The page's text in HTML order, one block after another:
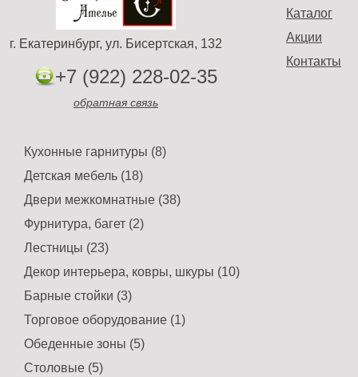
Каталог
Акции
Контакты
г. Екатеринбург, ул. Бисертская, 132
+7 (922) 228-02-35
обратная связь
Кухонные гарнитуры (8)
Детская мебель (18)
Двери межкомнатные (38)
Фурнитура, багет (2)
Лестницы (23)
Декор интерьера, ковры, шкуры (10)
Барные стойки (3)
Торговое оборудование (1)
Обеденные зоны (5)
Столовые (5)